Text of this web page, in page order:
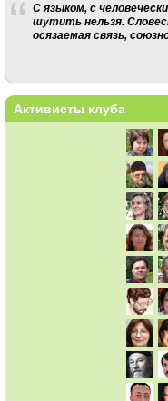
С языком, с
шутить нельзя.
осязаемая связь,
Активисты клуба